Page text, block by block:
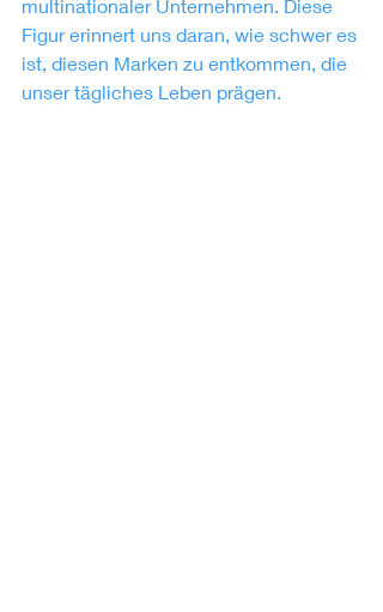
multinationaler Unternehmen. Diese
Figur erinnert uns daran, wie schwer es
ist, diesen Marken zu entkommen, die
unser tägliches Leben prägen.